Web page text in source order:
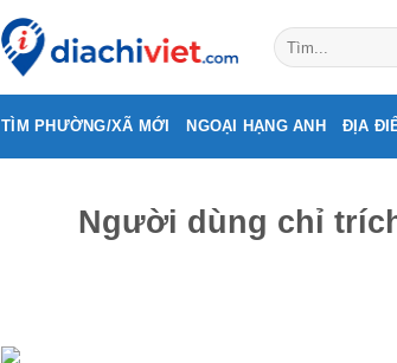
TÌM PHƯỜNG/XÃ MỚI NGOẠI HẠNG ANH ĐỊA
Người dùng chỉ